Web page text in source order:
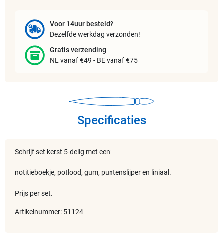
Voor 14uur besteld?
Dezelfde werkdag verzonden!
Gratis verzending
NL vanaf €49 - BE vanaf €75
Specificaties
Schrijf set kerst 5-delig met een:
notitieboekje, potlood, gum, puntenslijper en liniaal.
Prijs per set.
Artikelnummer: 51124